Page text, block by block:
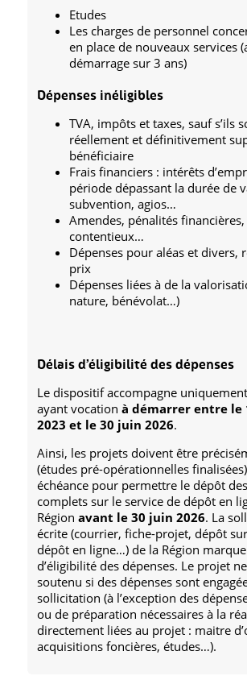
Etudes
Les charges de personnel
en place de nouveaux services
démarrage sur 3 ans)
Dépenses inéligibles
TVA, impôts et taxes, sauf s’ils
réellement et définitivement
bénéficiaire
Frais financiers : intérêts
période dépassant la durée de
subvention, agios…
Amendes, pénalités
contentieux…
Dépenses pour aléas et divers,
prix
Dépenses liées à de la
nature, bénévolat…)
Délais d’éligibilité des dépenses
Le dispositif accompagne
ayant vocationà démarrer entre le
2023 et le 30 juin 2026.
Ainsi, les projets doivent être
(études pré-opérationnelles
échéance pour permettre le dépôt
complets sur le service de dépôt en
Régionavant le 30 juin 2026. La
écrite (courrier, fiche-projet, dépôt
dépôt en ligne…) de la Région
d’éligibilité des dépenses. Le projet
soutenu si des dépenses sont
sollicitation (à l’exception des
ou de préparation nécessaires à la
directement liées au projet : maitre
acquisitions foncières, études…).